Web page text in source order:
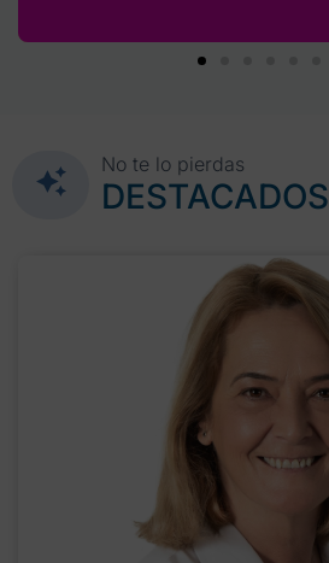
No te lo pierdas
DESTACADOS